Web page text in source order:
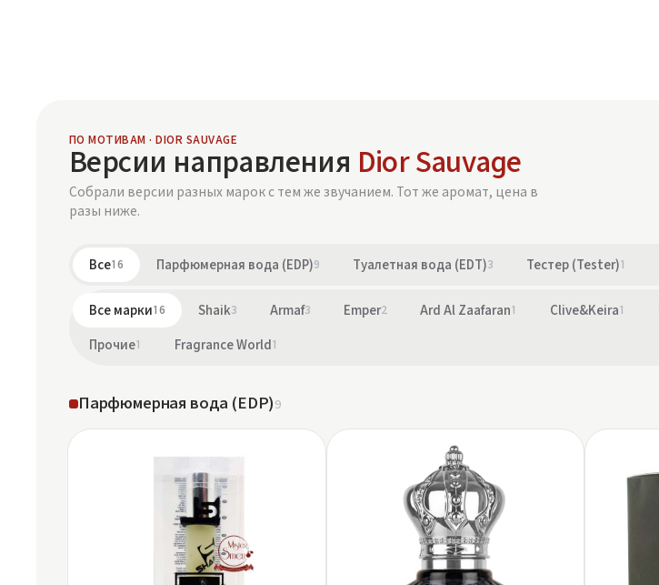
ПО МОТИВАМ · DIOR SAUVAGE
Версии направления Dior Sauvage
Собрали версии разных марок с тем же звучанием. Тот же аромат, цена в
разы ниже.
Все16 Парфюмерная вода (EDP)9 Туалетная вода (EDT)3 Тестер (Tester)1
Все марки16 Shaik3 Armaf3 Emper2 Ard Al Zaafaran1 Clive&Keira1
Прочие1 Fragrance World 1
Парфюмерная вода (EDP)9